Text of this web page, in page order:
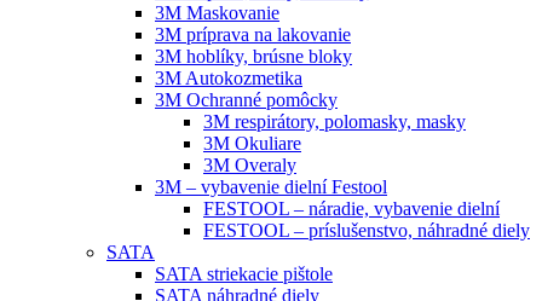
3M Maskovanie
3M príprava na lakovanie
3M hoblíky, brúsne bloky
3M Autokozmetika
3M Ochranné pomôcky
3M respirátory, polomasky, masky
3M Okuliare
3M Overaly
3M – vybavenie dielní Festool
FESTOOL – náradie, vybavenie dielní
FESTOOL – príslušenstvo, náhradné diely
SATA
SATA striekacie pištole
SATA náhradné diely